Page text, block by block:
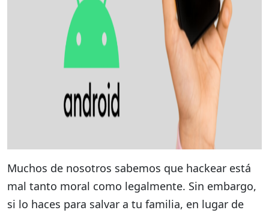
Muchos de nosotros sabemos que hackear está
mal tanto moral como legalmente. Sin embargo,
si lo haces para salvar a tu familia, en lugar de